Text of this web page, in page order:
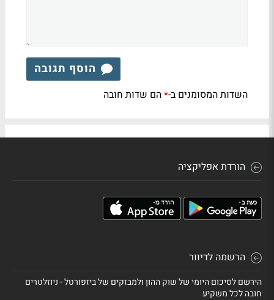
הוסף תגובה
השדות המסומנים ב-*הם שדות חובה
הורדת אפליקציה
הרשמה לדיוור
הירשם לסיכום היומי של שוק ההון ולמבזקים של ביזפורטל - ניוזלטרים
חובה לכל משקיע